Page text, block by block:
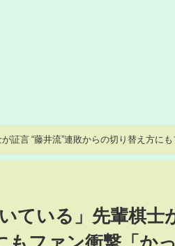
証言 “藤井流”連敗からの切り替え方に
ている」先輩棋士
ファン衝撃「か